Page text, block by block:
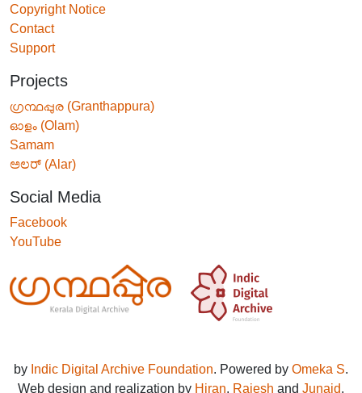
Copyright Notice
Contact
Support
Projects
ഗ്രന്ഥപ്പുര (Granthappura)
ഓളം (Olam)
Samam
ಅಲರ್ (Alar)
Social Media
Facebook
YouTube
by Indic Digital Archive Foundation. Powered by Omeka S.
Web design and realization by Hiran, Rajesh and Junaid.